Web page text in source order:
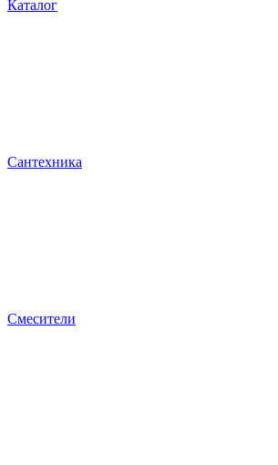
Каталог
Сантехника
Смесители